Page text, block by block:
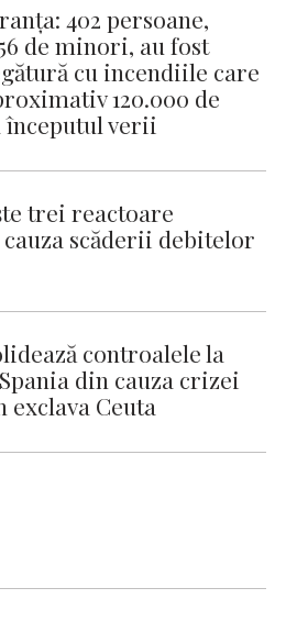
402 persoane,
de minori, au fost
cu incendiile care
120.000 de
începutul verii
trei reactoare
scăderii debitelor
controalele la
din cauza crizei
Ceuta